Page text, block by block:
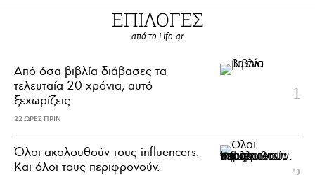
ΕΠΙΛΟΓΕΣ
από το Lifo.gr
Από όσα βιβλία διάβασες τα
τελευταία 20 χρόνια, αυτό
ξεχωρίζεις
22 ΩΡΕΣ ΠΡΙΝ
Όλοι ακολουθούν τους influencers.
Και όλοι τους περιφρονούν.